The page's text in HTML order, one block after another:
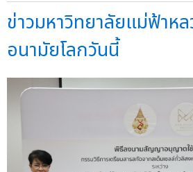
ข่าวมหาวิทยาลัยแม่ฟ้าห
อนามัยโลกวันนี้